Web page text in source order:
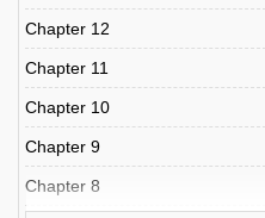
Chapter 12
Chapter 11
Chapter 10
Chapter 9
Chapter 8